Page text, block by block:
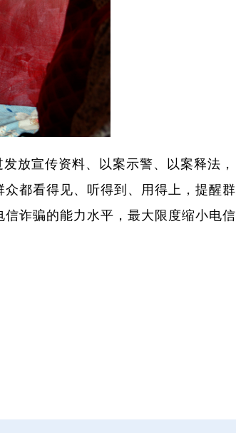
放宣传资料、以案示警、以案释法，
都看得见、听得到、用得上，提醒群
诈骗的能力水平，最大限度缩小电信